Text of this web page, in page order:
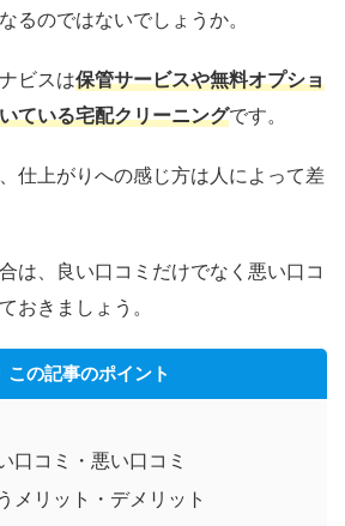
るのではないでしょうか。
ビスは保管サービスや無料オプショ
ている宅配クリーニングです。
仕上がりへの感じ方は人によって差
は、良い口コミだけでなく悪い口コ
おきましょう。
この記事のポイント
口コミ・悪い口コミ
メリット・デメリット